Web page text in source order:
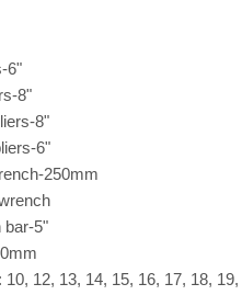
6"
8"
8"
6"
250mm
bar-5"
12, 13, 14, 15, 16, 17, 18,